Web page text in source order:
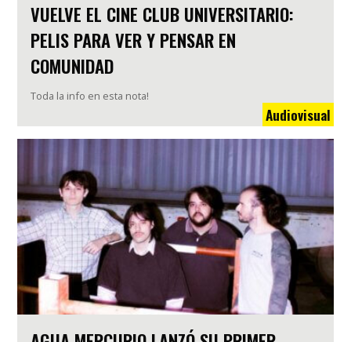
VUELVE EL CINE CLUB UNIVERSITARIO:
PELIS PARA VER Y PENSAR EN
COMUNIDAD
Toda la info en esta nota!
Audiovisual